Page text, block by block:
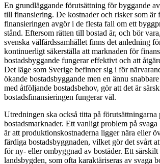
En grundläggande förutsättning för byggande
till finansiering. De kostnader och risker som är
finansieringen avgör i de flesta fall om ett
stånd. Eftersom rätten till bostad är, och bör
svenska välfärdssamhället finns det anledning
kontinuerligt säkerställa att marknaden för
bostadsbyggande fungerar effektivt och att
Det läge som Sverige befinner sig i för
ökande bostadsbyggande men en ännu
med åtföljande bostadsbehov, gör att det är
bostadsfinansieringen fungerar väl.
Utredningen ska också titta på förutsättningarna
bostadsmarknader. Ett vanligt problem på svaga
är att produktionskostnaderna ligger nära eller
färdiga bostadsbyggnaden, vilket gör det svårt
för ny- eller ombyggnad av bostäder. Ett särskilt
landsbygden, som ofta karaktäriseras av svaga